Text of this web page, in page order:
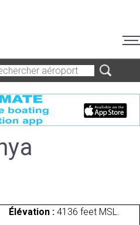
Élévation : 4136 feet MSL.